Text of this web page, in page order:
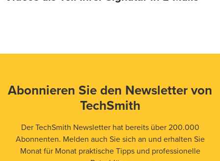
Abonnieren Sie den Newsletter von
TechSmith
Der TechSmith Newsletter hat bereits über 200.000
Abonnenten. Melden auch Sie sich an und erhalten Sie
Monat für Monat praktische Tipps und professionelle